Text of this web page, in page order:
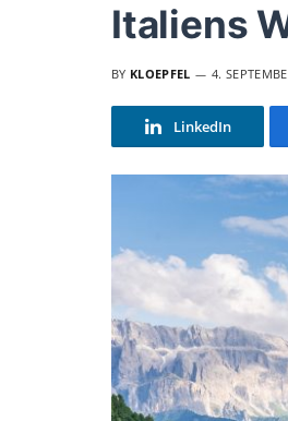
Italiens
BY KLOEPFEL 4.
LinkedIn